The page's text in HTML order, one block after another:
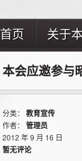
首页 关于
本会应邀参与
分类： 教育宣传
作者： 管理员
2012 年 9 月 16 日
暂无评论